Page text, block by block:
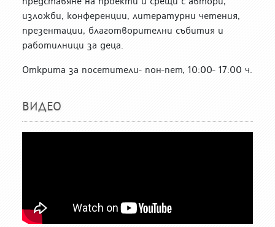
изложби, конференции, литературни четения,
презентации, благотворителни събития и
работилници за деца.
Открита за посетители- пон-пет, 10:00- 17:00 ч.
ВИДЕО